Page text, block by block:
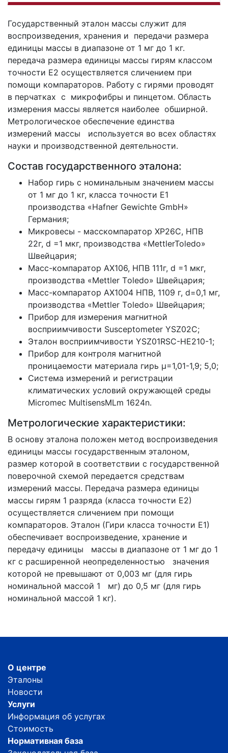
Государственный эталон массы служит для
воспроизведения, хранения и передачи размера
единицы массы в диапазоне от 1 мг до 1 кг.
передача размера единицы массы гирям классом
точности E2 осуществляется сличением при
помощи компараторов. Работу с гирями проводят
в перчатках с микрофибры и пинцетом. Область
измерения массы является наиболее обширной.
Метрологическое обеспечение единства
измерений массы используется во всех областях
науки и производственной деятельности.
Состав государственного эталона:
Набор гирь с номинальным значением массы
от 1 мг до 1 кг, класса точности Е1
производства «Hafner Gewichte GmbH»
Германия;
Микровесы - масскомпаратор XP26С, НПВ
22г, d =1 мкг, производства «MettlerToledo»
Швейцария;
Масс-компаратор AX106, НПВ 111г, d =1 мкг,
производства «Mettler Тoledo» Швейцария;
Масс-компаратор AX1004 НПВ, 1109 г, d=0,1 мг,
производства «Mettler Тoledo» Швейцария;
Прибор для измерения магнитной
восприимчивости Susceptometer YSZ02C;
Эталон восприимчивости YSZ01RSC-HE210-1;
Прибор для контроля магнитной
проницаемости материала гирь µ=1,01-1,9; 5,0;
Система измерений и регистрации
климатических условий окружающей среды
Micromec MultisensMLm 1624n.
Метрологические характеристики:
В основу эталона положен метод воспроизведения
единицы массы государственным эталоном,
размер которой в соответствии с государственной
поверочной схемой передается средствам
измерений массы. Передача размера единицы
массы гирям 1 разряда (класса точности Е2)
осуществляется сличением при помощи
компараторов. Эталон (Гири класса точности Е1)
обеспечивает воспроизведение, хранение и
передачу единицы массы в диапазоне от 1 мг до 1
кг с расширенной неопределенностью значения
которой не превышают от 0,003 мг (для гирь
номинальной массой 1 мг) до 0,5 мг (для гирь
номинальной массой 1 кг).
О центре
Эталоны
Новости
Услуги
Информация об услугах
Стоимость
Нормативная база